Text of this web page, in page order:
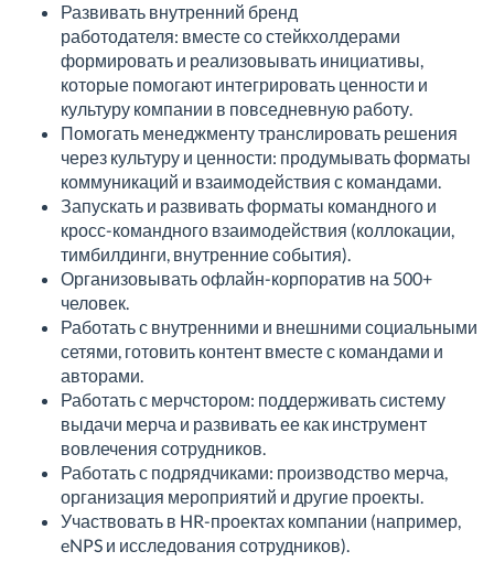
Развивать внутренний бренд
работодателя: вместе со стейкхолдерами
формировать и реализовывать инициативы,
которые помогают интегрировать ценности и
культуру компании в повседневную работу.
Помогать менеджменту транслировать решения
через культуру и ценности: продумывать форматы
коммуникаций и взаимодействия с командами.
Запускать и развивать форматы командного и
кросс-командного взаимодействия (коллокации,
тимбилдинги, внутренние события).
Организовывать офлайн-корпоратив на 500+
человек.
Работать с внутренними и внешними социальными
сетями, готовить контент вместе с командами и
авторами.
Работать с мерчстором: поддерживать систему
выдачи мерча и развивать ее как инструмент
вовлечения сотрудников.
Работать с подрядчиками: производство мерча,
организация мероприятий и другие проекты.
Участвовать в HR-проектах компании (например,
eNPS и исследования сотрудников).